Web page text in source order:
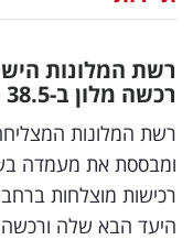
דיגיטל
וטק
שיווק
ופרסום
רשת המלונות
רכשה מלון ב-38.5 מיליון דולר
רשת המלונות
ומבססת את מעמדה
רכישות מוצלחות
היעד הבא שלה ורכשה